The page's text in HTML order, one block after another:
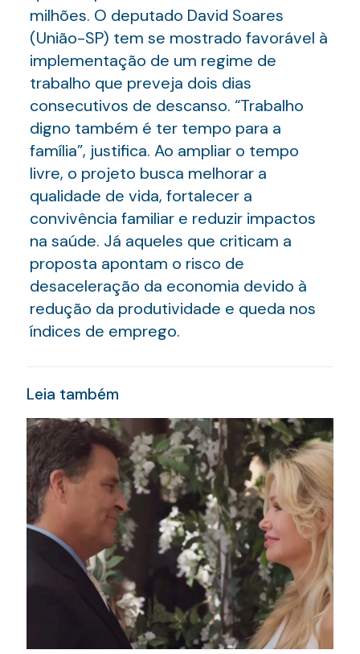
milhões. O deputado David Soares
(União-SP) tem se mostrado favorável à
implementação de um regime de
trabalho que preveja dois dias
consecutivos de descanso. “Trabalho
digno também é ter tempo para a
família”, justifica. Ao ampliar o tempo
livre, o projeto busca melhorar a
qualidade de vida, fortalecer a
convivência familiar e reduzir impactos
na saúde. Já aqueles que criticam a
proposta apontam o risco de
desaceleração da economia devido à
redução da produtividade e queda nos
índices de emprego.
Leia também